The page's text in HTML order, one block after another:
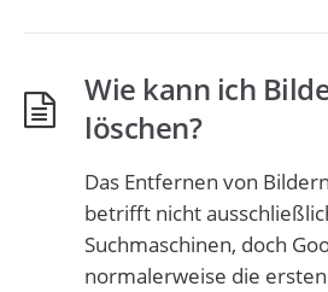
Wie kann ich
löschen?
Das Entfernen von
betrifft nicht
Suchmaschinen, doch
normalerweise die